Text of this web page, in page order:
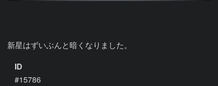
新星はずいぶんと暗くなりました。
ID
#15786